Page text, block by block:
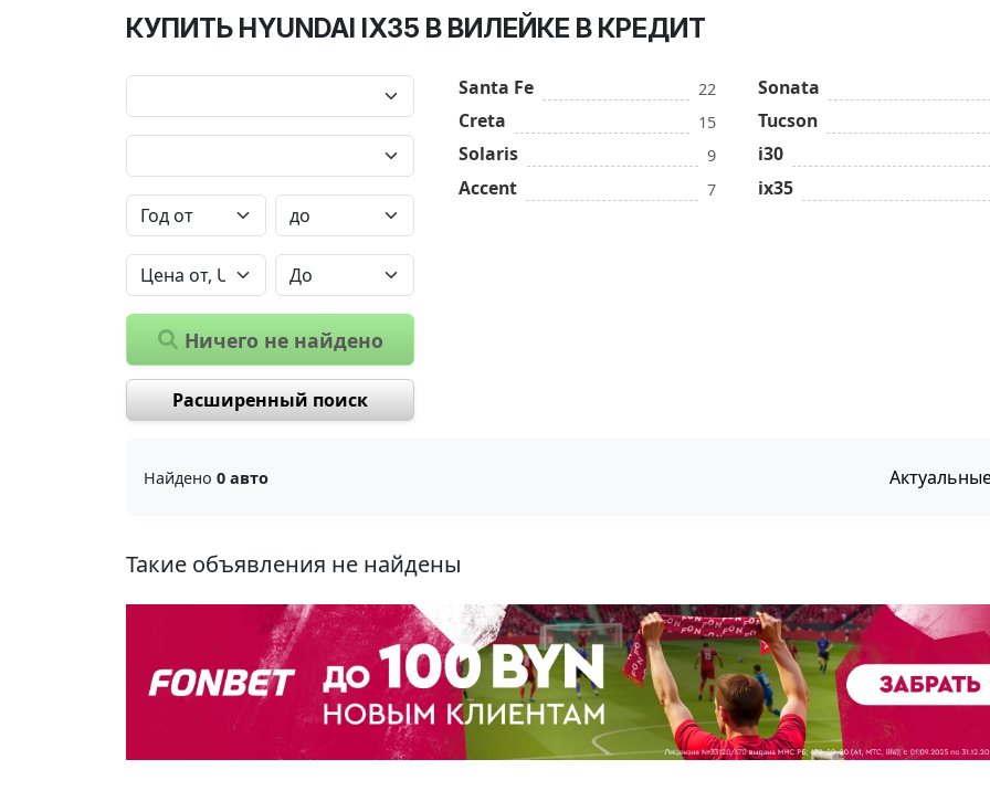
КУПИТЬ HYUNDAI IX35 В ВИЛЕЙКЕ В КРЕДИТ
Ничего не найдено
Расширенный поиск
Santa Fe 22
Creta 15
Solaris 9
Accent 7
Sonata
Tucson
i30
ix35
Найдено 0 авто
Такие объявления не найдены